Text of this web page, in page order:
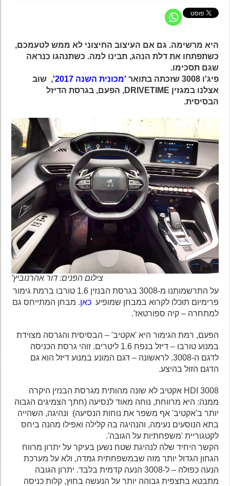
היא מרשימה. גם אם העיצוב החיצוני לא ממש לטעמכם,
כשתפתחו את דלת הנהג, תבינו למה. כשתנהגו כנראה
שגם תסכימו.
פיג'ו 3008 שזכתה בתואר
'מכונית השנה 2017'
, שוב
אצלנו במגזין DRIVETIME, הפעם, בגרסת הדיזל
הבסיסית.
צילום הפנים: דור אהרנוביץ'
על התרשמותנו מ-3008 בגרסת הבנזין 1.6 טורבו ברמת גימור
פרימיום תוכלו לקרוא במבחן שמופיעכאן. מבחן המתייחס גם
למתחרה – קיה ספורטאז'.
הפעם, רמת הגימור היא 'אקטיב' – הבסיסית והגרסה מצוידת
במנוע טורבו – דיזל בנפח 1.6 ליטרים. זוהי גרסת הכניסה
לדגם ה-3008. לראשונה – דגם המונע במנוע דיזל הוא גם
הדגם הזול בהיצע.
3008 HDI אקטיב לא שונה מהותית מגרסת הבנזין היקרה
ממנה: היא מרווחת, נוחה מאוד לנסיעה (חתך הצמיגים הגבוה
יותר ב'אקטיב' אף משפר את נוחות הנסיעה) ונהיגה, השהייה
בתא הנוסעים נעימה, והנהיגה בה קלילה ואפילו מהנה ביחס
לקטגוריית 'משפחתיות על הגובה'.
הקשר היחיד שלה לנהיגת שטח נשען בעיקר על יתרון מרווח
הגחון הגדול יותר מזה שבמשפחתית גמדה, ולא על מערכת
הנעה כפולה – ל-3008 הנעה קדמית בלבד. יתרון הגובה
מתבטא בתצפית גבוהה יותר על הנעשה בחוץ, קלות כניסה